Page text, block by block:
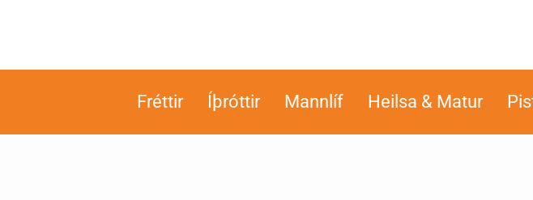
Fréttir Íþróttir Mannlíf Heilsa & Matur